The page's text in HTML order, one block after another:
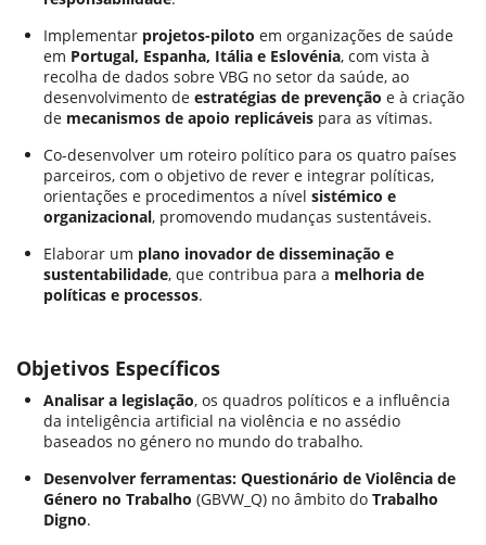
Implementar projetos-piloto em organizações de saúde
em Portugal, Espanha, Itália e Eslovénia, com vista à
recolha de dados sobre VBG no setor da saúde, ao
desenvolvimento de estratégias de prevenção e à criação
de mecanismos de apoio replicáveis para as vítimas.
Co-desenvolver um roteiro político para os quatro países
parceiros, com o objetivo de rever e integrar políticas,
orientações e procedimentos a nível sistémico e
organizacional, promovendo mudanças sustentáveis.
Elaborar um plano inovador de disseminação e
sustentabilidade, que contribua para a melhoria de
políticas e processos.
Objetivos Específicos
Analisar a legislação, os quadros políticos e a influência
da inteligência artificial na violência e no assédio
baseados no género no mundo do trabalho.
Desenvolver ferramentas: Questionário de Violência de
Género no Trabalho (GBVW_Q) no âmbito do Trabalho
Digno.